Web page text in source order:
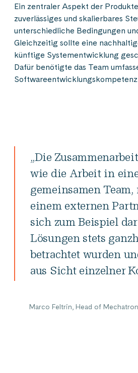
Ein zentraler Aspekt der
zuverlässiges und skalierbares
unterschiedliche Bedingungen
Gleichzeitig sollte eine
künftige Systementwicklung
Dafür benötigte das Team
„Die
wie die Arbeit in
gemeinsamen
einem externen
sich zum Beispiel
Lösungen stets
betrachtet wurden
aus Sicht einzelner
Marco Feltrin, Head of